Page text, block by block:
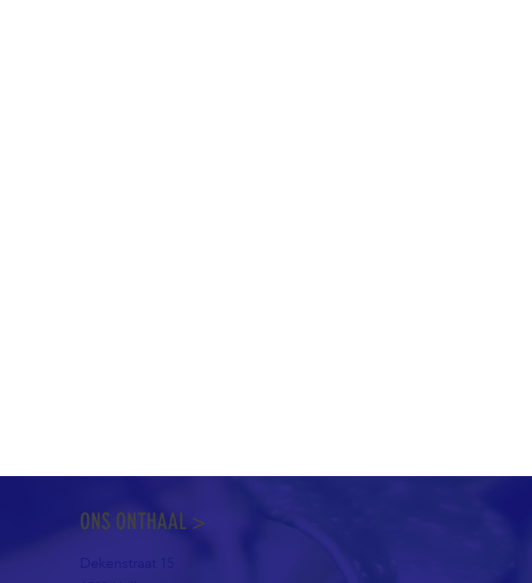
ONS ONTHAAL >